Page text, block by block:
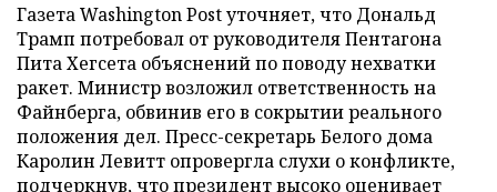
Газета Washington Post уточняет, что Дональд
Трамп потребовал от руководителя Пентагона
Пита Хегсета объяснений по поводу нехватки
ракет. Министр возложил ответственность на
Файнберга, обвинив его в сокрытии реального
положения дел. Пресс-секретарь Белого дома
Каролин Левитт опровергла слухи о конфликте,
подчеркнув, что президент высоко оценивает